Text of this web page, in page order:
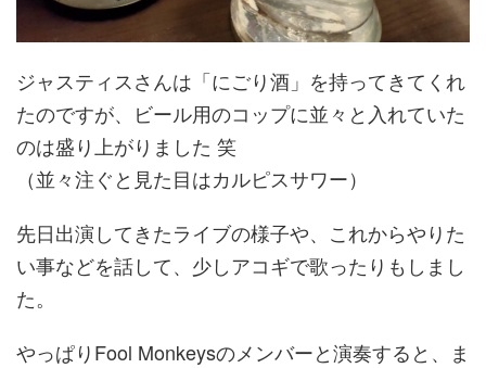
ジャスティスさんは「にごり酒」を持ってきてくれ
たのですが、ビール用のコップに並々と入れていた
のは盛り上がりました 笑
（並々注ぐと見た目はカルピスサワー）
先日出演してきたライブの様子や、これからやりた
い事などを話して、少しアコギで歌ったりもしまし
た。
やっぱりFool Monkeysのメンバーと演奏すると、ま